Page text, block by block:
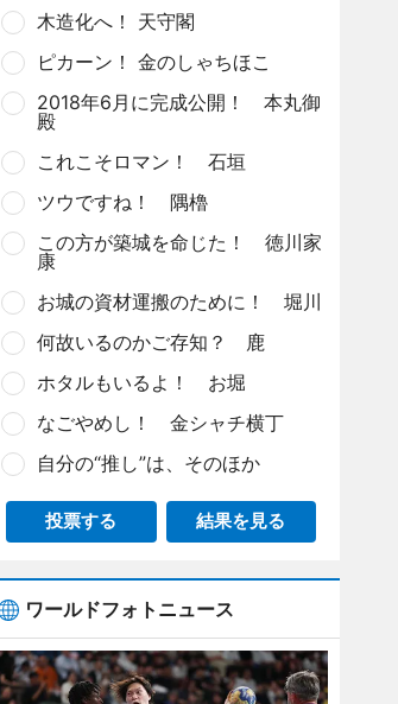
木造化へ！ 天守閣
ピカーン！ 金のしゃちほこ
2018年6月に完成公開！ 本丸御
殿
これこそロマン！ 石垣
ツウですね！ 隅櫓
この方が築城を命じた！ 徳川家
康
お城の資材運搬のために！ 堀川
何故いるのかご存知？ 鹿
ホタルもいるよ！ お堀
なごやめし！ 金シャチ横丁
自分の“推し”は、そのほか
投票する 結果を見る
ワールドフォトニュース